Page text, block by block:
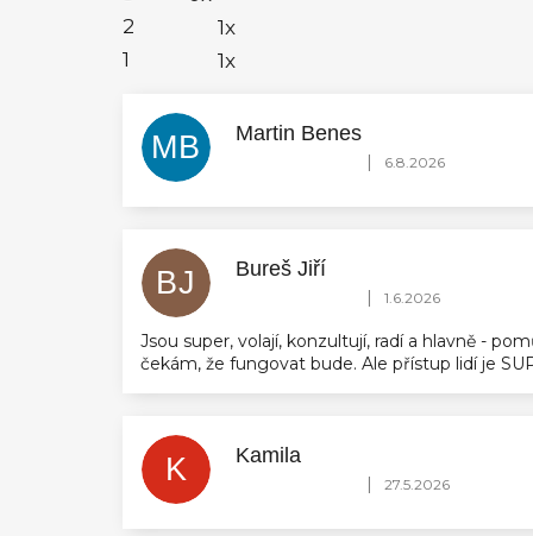
2
1x
1
1x
MB Martin Benes
Hodnocení obchodu je 5 z 5
| 6.8.2026
BJ Bureš Jiří
Hodnocení obchodu je 5 z 5
| 1.6.2026
Jsou super, volají, konzultují, radí a hlavně -
čekám, že fungovat bude. Ale přístup lidí je
K Kamila
Hodnocení obchodu je 5 z 5
| 27.5.2026